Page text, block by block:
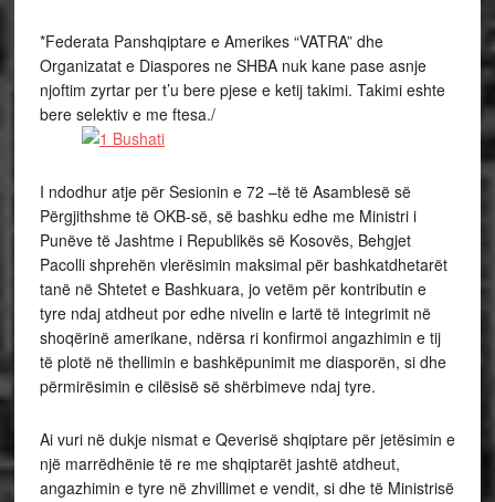
*Federata Panshqiptare e Amerikes “VATRA” dhe
Organizatat e Diaspores ne SHBA nuk kane pase asnje
njoftim zyrtar per t’u bere pjese e ketij takimi. Takimi eshte
bere selektiv e me ftesa./
I ndodhur atje për Sesionin e 72 –të të Asamblesë së
Përgjithshme të OKB-së, së bashku edhe me Ministri i
Punëve të Jashtme i Republikës së Kosovës, Behgjet
Pacolli shprehën vlerësimin maksimal për bashkatdhetarët
tanë në Shtetet e Bashkuara, jo vetëm për kontributin e
tyre ndaj atdheut por edhe nivelin e lartë të integrimit në
shoqërinë amerikane, ndërsa ri konfirmoi angazhimin e tij
të plotë në thellimin e bashkëpunimit me diasporën, si dhe
përmirësimin e cilësisë së shërbimeve ndaj tyre.
Ai vuri në dukje nismat e Qeverisë shqiptare për jetësimin e
një marrëdhënie të re me shqiptarët jashtë atdheut,
angazhimin e tyre në zhvillimet e vendit, si dhe të Ministrisë